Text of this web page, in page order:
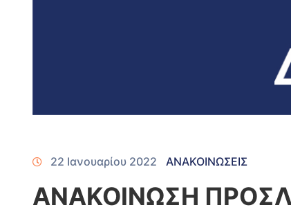
22 Ιανουαρίου 2022 ΑΝΑΚΟΙΝΩΣΕΙΣ
ΑΝΑΚΟΙΝΩΣΗ